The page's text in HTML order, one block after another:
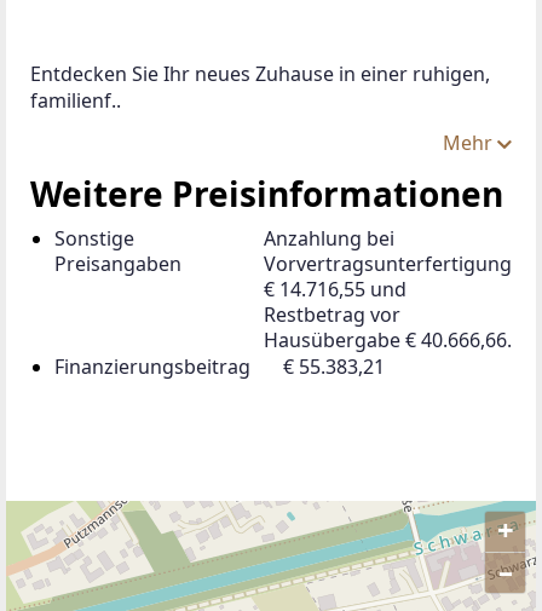
Entdecken Sie Ihr neues Zuhause in einer ruhigen,
familienf..
Mehr
Weitere Preisinformationen
Sonstige
Preisangaben
Anzahlung bei
Vorvertragsunterfertigung
€ 14.716,55 und
Restbetrag vor
Hausübergabe € 40.666,66.
Finanzierungsbeitrag
€ 55.383,21
+
–
ANBIETER KONTAKTIEREN